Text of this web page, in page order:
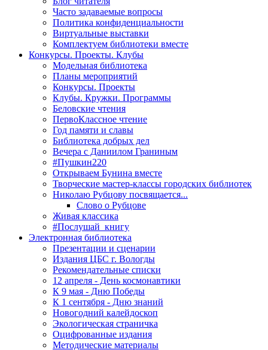
Часто задаваемые вопросы
Политика конфиденциальности
Виртуальные выставки
Комплектуем библиотеки вместе
Конкурсы. Проекты. Клубы
Модельная библиотека
Планы мероприятий
Конкурсы. Проекты
Клубы. Кружки. Программы
Беловские чтения
ПервоКлассное чтение
Год памяти и славы
Библиотека добрых дел
Вечера с Даниилом Граниным
#Пушкин220
Открываем Бунина вместе
Творческие мастер-классы городских библиотек
Николаю Рубцову посвящается...
Слово о Рубцове
Живая классика
#Послушай_книгу
Электронная библиотека
Презентации и сценарии
Издания ЦБС г. Вологды
Рекомендательные списки
12 апреля - День космонавтики
К 9 мая - Дню Победы
К 1 сентября - Дню знаний
Новогодний калейдоскоп
Экологическая страничка
Оцифрованные издания
Методические материалы